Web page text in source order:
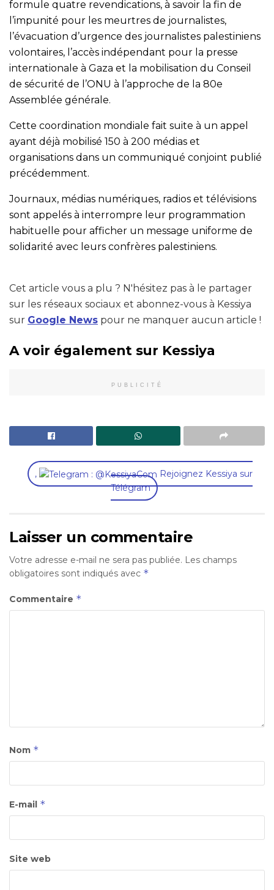
formule quatre revendications, à savoir la fin de
l’impunité pour les meurtres de journalistes,
l’évacuation d’urgence des journalistes palestiniens
volontaires, l’accès indépendant pour la presse
internationale à Gaza et la mobilisation du Conseil
de sécurité de l’ONU à l’approche de la 80e
Assemblée générale.
Cette coordination mondiale fait suite à un appel
ayant déjà mobilisé 150 à 200 médias et
organisations dans un communiqué conjoint publié
précédemment.
Journaux, médias numériques, radios et télévisions
sont appelés à interrompre leur programmation
habituelle pour afficher un message uniforme de
solidarité avec leurs confrères palestiniens.
Cet article vous a plu ? N'hésitez pas à le partager
sur les réseaux sociaux et abonnez-vous à Kessiya
sur Google News pour ne manquer aucun article !
A voir également sur Kessiya
PUBLICITÉ
,
Rejoignez Kessiya sur
Télégram
Laisser un commentaire
Votre adresse e-mail ne sera pas publiée. Les champs
obligatoires sont indiqués avec *
Commentaire *
Nom *
E-mail *
Site web